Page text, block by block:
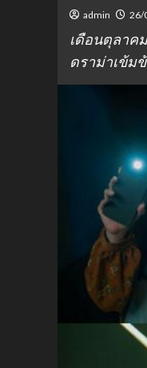
admin 26/
เดือนตุลาค
ดราม่าเข้ม